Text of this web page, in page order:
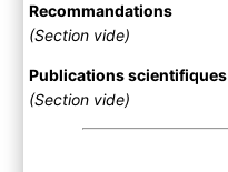
Recommandations
(Section vide)
Publications scientifiques
(Section vide)